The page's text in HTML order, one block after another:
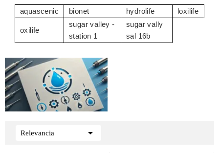
aquascenic bionet hydrolife loxilife
oxilife
sugar valley -
station 1
sugar vally
sal 16b
Relevancia 